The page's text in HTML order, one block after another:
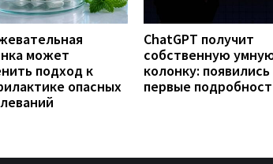
может
подход к
опасных
ChatGPT получит
собственную
колонку: появились
первые